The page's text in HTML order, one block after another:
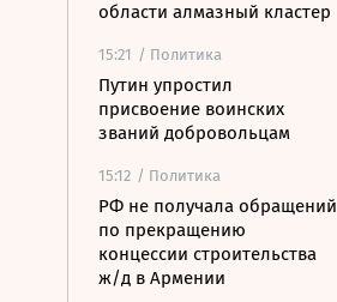
области алмазный кластер
15:21 / Политика
Путин упростил
присвоение воинских
званий добровольцам
15:12 / Политика
РФ не получала обращений
по прекращению
концессии строительства
ж/д в Армении